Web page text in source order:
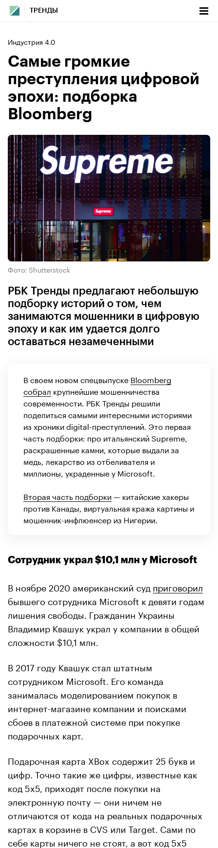
ТРЕНДЫ
Индустрия 4.0
Самые громкие
преступления цифровой
эпохи: подборка
Bloomberg
Фото: Shutterstock
РБК Тренды предлагают небольшую
подборку историй о том, чем
занимаются мошенники в цифровую
эпоху и как им удается долго
оставаться незамеченными
В своем новом спецвыпуске Bloomberg
собрал крупнейшие мошенничества
современности. РБК Тренды решили
поделиться самыми интересными историями
из хроники digital-преступлений. Это первая
часть подборки: про итальянский Supreme,
раскрашенные камни, которые выдали за
медь, лекарство из отбеливателя и
миллионы, украденные у Microsoft.
Вторая часть подборки— китайские хакеры
против Канады, виртуальная кража картины и
мошенник-инфлюенсер из Нигерии.
Сотрудник украл $10,1 млн у Microsoft
В ноябре 2020 американский суд приговорил
бывшего сотрудника Microsoft к девяти годам
лишения свободы. Гражданин Украины
Владимир Квашук украл у компании в общей
сложности $10,1 млн.
В 2017 году Квашук стал штатным
сотрудником Microsoft. Его команда
занималась моделированием покупок в
интернет-магазине компании и поисками
сбоев в платежной системе при покупке
подарочных карт.
Подарочная карта XBox содержит 25 букв и
цифр. Точно такие же цифры, известные как
код 5х5, приходят после покупки на
электронную почту — они ничем не
отличаются от кода на реальных подарочных
картах в корзине в CVS или Target. Сами по
себе карты ничего не стоят, а вот код 5х5